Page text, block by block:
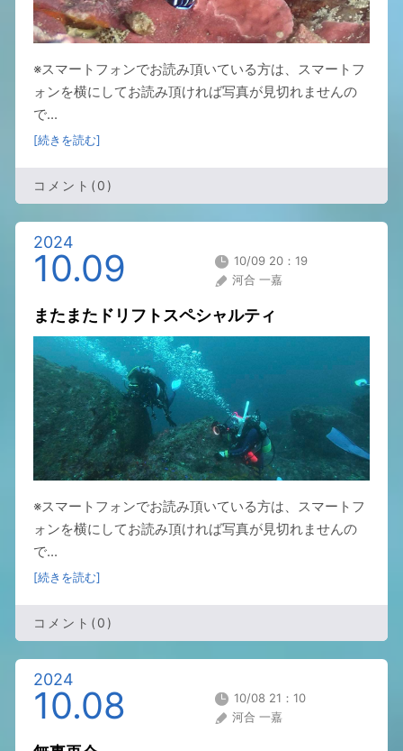
※スマートフォンでお読み頂いている方は、スマートフ
ォンを横にしてお読み頂ければ写真が見切れませんの
で...
[続きを読む]
コメント(0)
2024
10.09
10/09 20：19
河合 一嘉
またまたドリフトスペシャルティ
※スマートフォンでお読み頂いている方は、スマートフ
ォンを横にしてお読み頂ければ写真が見切れませんの
で...
[続きを読む]
コメント(0)
2024
10.08
10/08 21：10
河合 一嘉